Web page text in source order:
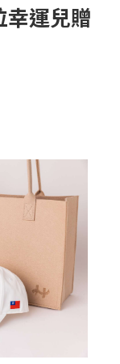
運兒贈